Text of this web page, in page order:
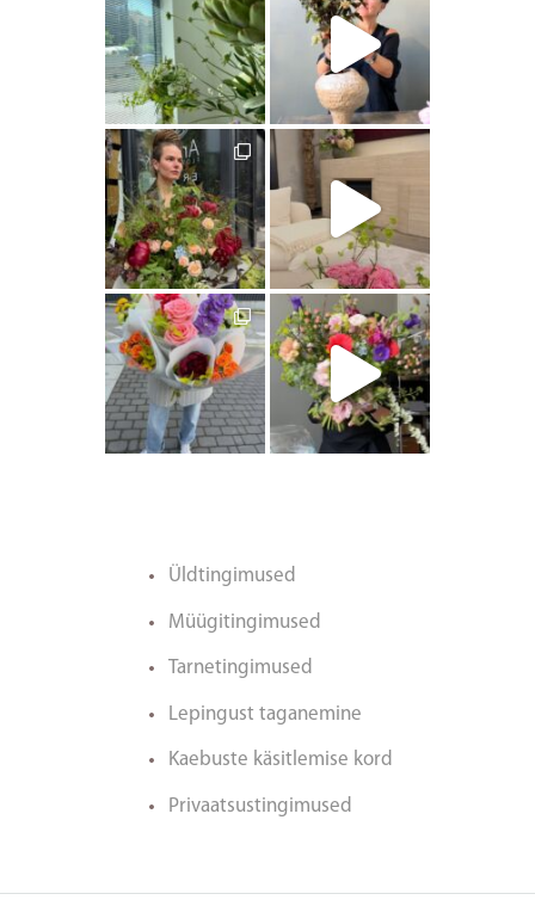
artishokflow artishokflow
artishokflow artishokflow
Üldtingimused
Müügitingimused
Tarnetingimused
Lepingust taganemine
Kaebuste käsitlemise kord
Privaatsustingimused